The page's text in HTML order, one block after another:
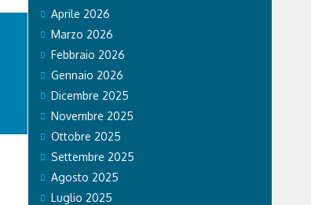
Aprile 2026
Marzo 2026
Febbraio 2026
Gennaio 2026
Dicembre 2025
Novembre 2025
Ottobre 2025
Settembre 2025
Agosto 2025
Luglio 2025